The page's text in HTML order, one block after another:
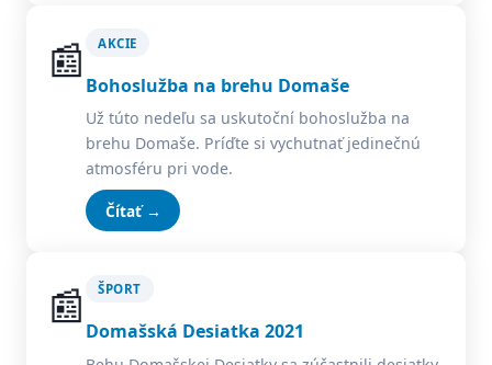
📰 AKCIE
Bohoslužba na brehu Domaše
Už túto nedeľu sa uskutoční bohoslužba na
brehu Domaše. Príďte si vychutnať jedinečnú
atmosféru pri vode.
Čítať →
📰 ŠPORT
Domašská Desiatka 2021